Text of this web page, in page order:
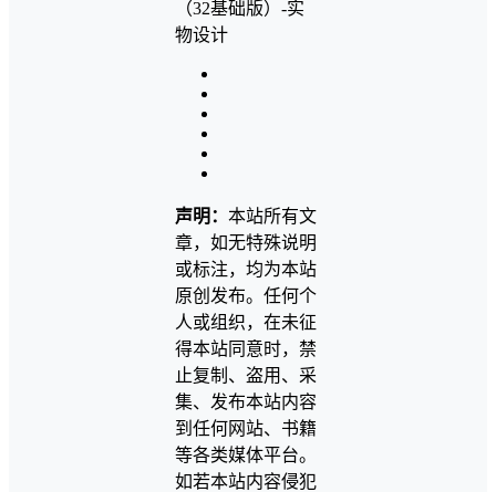
声明： 本站所有文
章，如无特殊说明
或标注，均为本站
原创发布。任何个
人或组织，在未征
得本站同意时，禁
止复制、盗用、采
集、发布本站内容
到任何网站、书籍
等各类媒体平台。
如若本站内容侵犯